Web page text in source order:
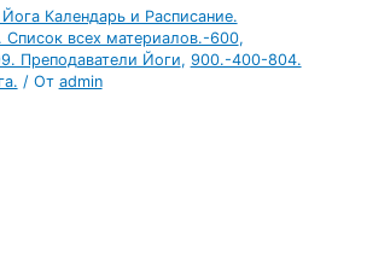
Календарь и Расписание.
Список всех материалов.-600,
Преподаватели Йоги, 900.-400-804.
/ От admin